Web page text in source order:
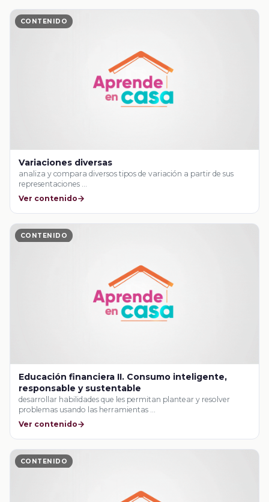
CONTENIDO
Variaciones diversas
analiza y compara diversos tipos de variación a partir de sus
representaciones …
Ver contenido
CONTENIDO
Educación financiera II. Consumo inteligente,
responsable y sustentable
desarrollar habilidades que les permitan plantear y resolver
problemas usando las herramientas …
Ver contenido
CONTENIDO